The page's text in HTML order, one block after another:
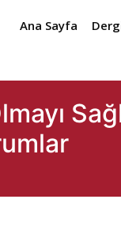
Ana Sayfa